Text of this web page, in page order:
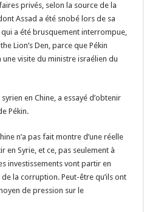
privés, selon la source de la
Assad a été snobé lors de sa
a été brusquement interrompue,
Lion’s Den, parce que Pékin
visite du ministre israélien du
en Chine, a essayé d’obtenir
Pékin.
n’a pas fait montre d’une réelle
en Syrie, et ce, pas seulement à
investissements vont partir en
la corruption. Peut-être qu’ils ont
de pression sur le